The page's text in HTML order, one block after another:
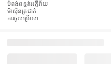
បំពង់​ពន្លត់អគ្គីភ័យ
ម៉ាស៊ីនត្រជាក់
ការចូលប្រើសោ